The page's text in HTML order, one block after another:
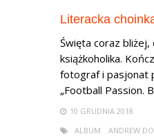
Literacka
Święta coraz
książkoholika.
fotograf i pasjonat
„Football Passion.
10 GRUDNIA 2018
ALBUM
ANDREW